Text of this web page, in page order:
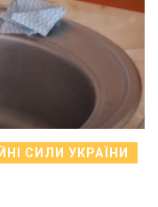
СИЛИ УКРАЇНИ